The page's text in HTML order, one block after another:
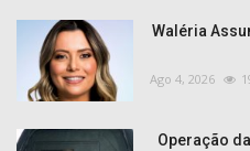
Waléria
Ago 4, 2026
Operação